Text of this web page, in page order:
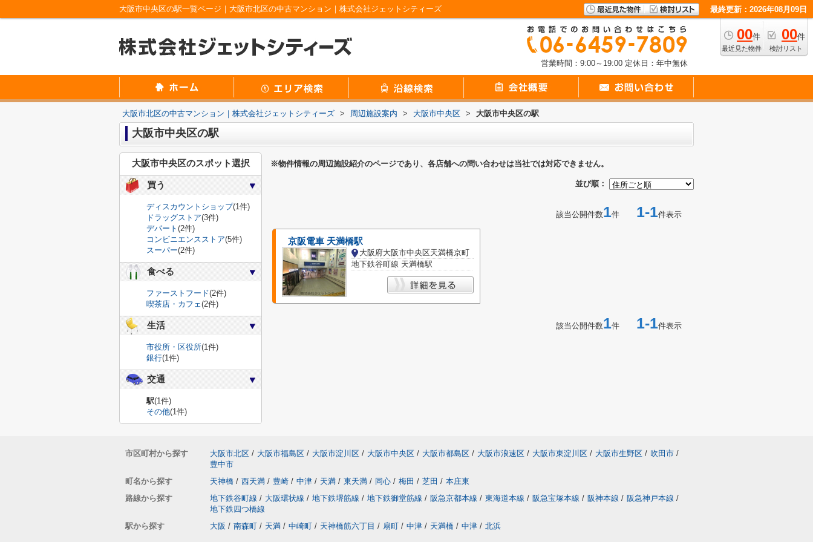
大阪市中央区の駅一覧ページ｜大阪市北区の中古マンション｜株式会社ジェットシティーズ 最終更新：2026年08月09日
00件
最近見た物件
00件
検討リスト
営業時間：9:00～19:00 定休日：年中無休
大阪市北区の中古マンション｜株式会社ジェットシティーズ > 周辺施設案内 > 大阪市中央区 > 大阪市中央区の駅
大阪市中央区の駅
※物件情報の周辺施設紹介のページであり、各店舗への問い合わせは当社では対応できません。
並び順：
該当公開件数1件 1-1件表示
京阪電車 天満橋駅
大阪府大阪市中央区天満橋京町
地下鉄谷町線 天満橋駅
該当公開件数1件 1-1件表示
大阪市中央区のスポット選択
買う
ディスカウントショップ(1件)
ドラッグストア(3件)
デパート (2件)
コンビニエンスストア(5件)
スーパー(2件)
食べる
ファーストフード(2件)
喫茶店・カフェ(2件)
生活
市役所・区役所(1件)
銀行(1件)
交通
駅(1件)
その他(1件)
市区町村から探す 大阪市北区 / 大阪市福島区 / 大阪市淀川区 / 大阪市中央区 / 大阪市都島区 / 大阪市浪速区 / 大阪市東淀川区 / 大阪市生野区 / 吹田市 /
豊中市
町名から探す
天神橋 / 西天満 / 豊崎 / 中津 / 天満 / 東天満 / 同心 / 梅田 / 芝田 / 本庄東
路線から探す
地下鉄谷町線 / 大阪環状線 / 地下鉄堺筋線 / 地下鉄御堂筋線 / 阪急京都本線 / 東海道本線 / 阪急宝塚本線 / 阪神本線 / 阪急神戸本線 /
地下鉄四つ橋線
駅から探す
大阪 / 南森町 / 天満 / 中崎町 / 天神橋筋六丁目 / 扇町 / 中津 / 天満橋 / 中津 / 北浜